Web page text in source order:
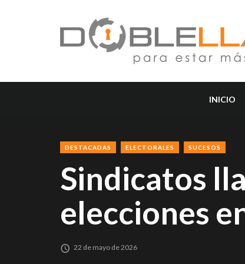
INICIO
DESTACADAS ELECTORALES SUCESOS
Sindicatos
elecciones
22 de mayo de 2026